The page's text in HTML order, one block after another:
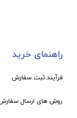
راهنمای خرید
فرآیند ثبت سفارش
روش های ارسال